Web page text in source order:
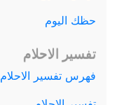
حظك اليوم
تفسير الاحلام
فهرس تفسير الاحلام